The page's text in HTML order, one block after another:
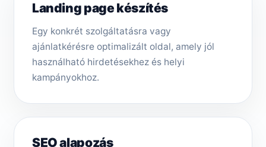
Landing page készítés
Egy konkrét szolgáltatásra vagy
ajánlatkérésre optimalizált oldal, amely jól
használható hirdetésekhez és helyi
kampányokhoz.
SEO alapozás